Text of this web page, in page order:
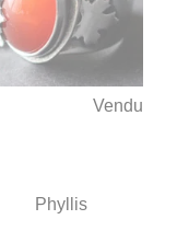
Vendu
Phyllis